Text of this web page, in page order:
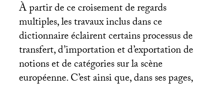
À partir de ce croisement de regards
multiples, les travaux inclus dans ce
dictionnaire éclairent certains processus de
transfert, d’importation et d’exportation de
notions et de catégories sur la scène
européenne. C’est ainsi que, dans ses pages,